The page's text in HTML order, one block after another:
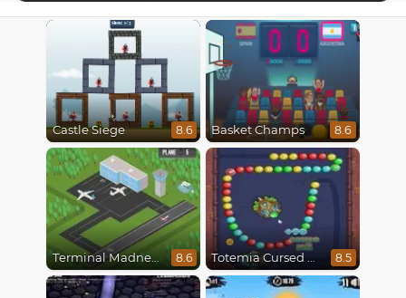
Castle Siege 8.6 Basket Champs 8.6
Terminal Madness 8.6 Totemia Cursed Marbles 8.5